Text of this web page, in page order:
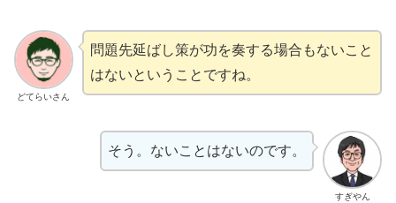
どてらいさん
問題先延ばし策が功を奏する場合もないこと
はないということですね。
すぎやん
そう。ないことはないのです。